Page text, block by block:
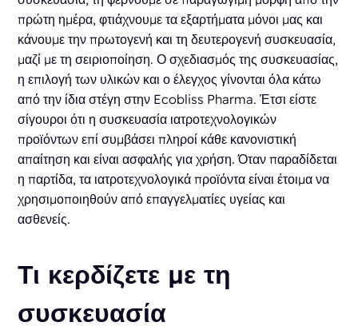
πρώτη ημέρα, φτιάχνουμε τα εξαρτήματα μόνοι μας και
κάνουμε την πρωτογενή και τη δευτερογενή συσκευασία,
μαζί με τη σειριοποίηση. Ο σχεδιασμός της συσκευασίας,
η επιλογή των υλικών και ο έλεγχος γίνονται όλα κάτω
από την ίδια στέγη στην Ecobliss Pharma. Έτσι είστε
σίγουροι ότι η συσκευασία ιατροτεχνολογικών
προϊόντων επί συμβάσει πληροί κάθε κανονιστική
απαίτηση και είναι ασφαλής για χρήση. Όταν παραδίδεται
η παρτίδα, τα ιατροτεχνολογικά προϊόντα είναι έτοιμα να
χρησιμοποιηθούν από επαγγελματίες υγείας και
ασθενείς.
Τι κερδίζετε με τη
συσκευασία